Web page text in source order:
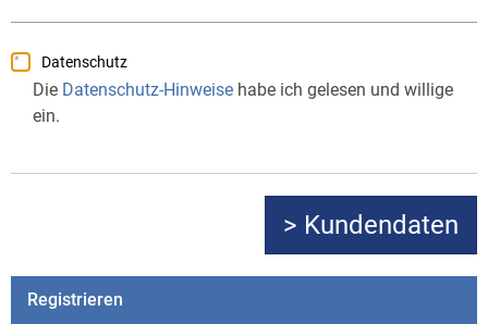
Datenschutz
Die Datenschutz-Hinweise habe ich gelesen und willige
ein.
Registrieren